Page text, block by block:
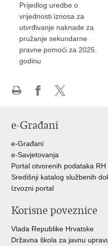
Prijedlog uredbe o
vrijednosti iznosa za
utvrđivanje naknade za
pružanje sekundarne
pravne pomoći za 2025.
godinu
FacebookuTwitteru
e-Građani
e-Građani
e-Savjetovanja
Portal otvorenih podataka RH
Središnji katalog službenih
Izvozni portal
Korisne poveznice
Vlada Republike Hrvatske
Državna škola za javnu